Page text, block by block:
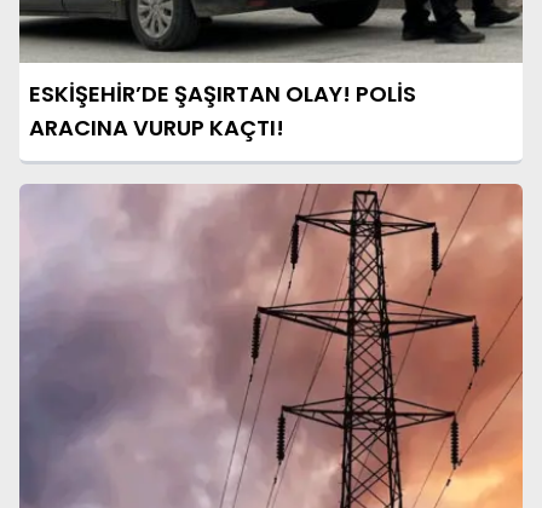
ESKİŞEHİR’DE ŞAŞIRTAN OLAY! POLİS
ARACINA VURUP KAÇTI!